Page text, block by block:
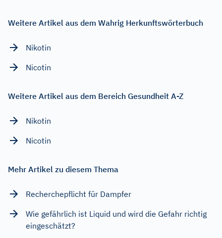
Weitere Artikel aus dem Wahrig Herkunftswörterbuch
Nikotin
Nicotin
Weitere Artikel aus dem Bereich Gesundheit A-Z
Nikotin
Nicotin
Mehr Artikel zu diesem Thema
Recherchepflicht für Dampfer
Wie gefährlich ist Liquid und wird die Gefahr richtig
eingeschätzt?